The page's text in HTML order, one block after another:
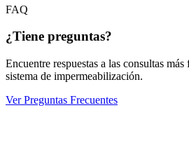
FAQ
¿Tiene preguntas?
Encuentre respuestas a las consultas
sistema de impermeabilización.
Ver Preguntas Frecuentes